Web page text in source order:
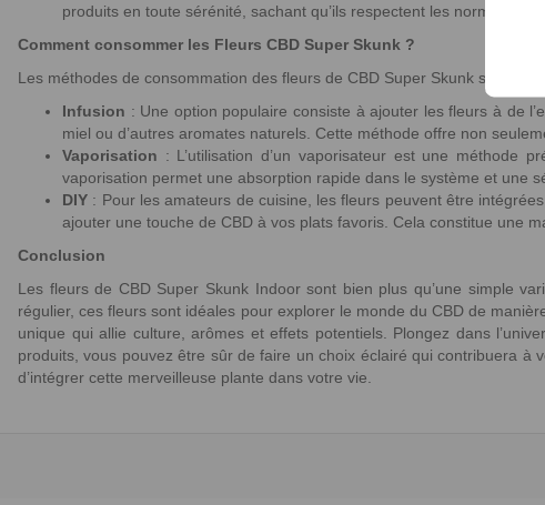
produits en toute sérénité, sachant qu’ils respectent les normes
Comment consommer les Fleurs CBD Super Skunk ?
Les méthodes de consommation des fleurs de CBD Super Skunk sont
Infusion : Une option populaire consiste à ajouter les fleurs à de
miel ou d’autres aromates naturels. Cette méthode offre non
Vaporisation : L’utilisation d’un vaporisateur est une méthode
vaporisation permet une absorption rapide dans le système et une
DIY : Pour les amateurs de cuisine, les fleurs peuvent être
ajouter une touche de CBD à vos plats favoris. Cela constitue une
Conclusion
Les fleurs de CBD Super Skunk Indoor sont bien plus qu’une simple
régulier, ces fleurs sont idéales pour explorer le monde du CBD de
unique qui allie culture, arômes et effets potentiels. Plongez dans
produits, vous pouvez être sûr de faire un choix éclairé qui contribuera
d’intégrer cette merveilleuse plante dans votre vie.